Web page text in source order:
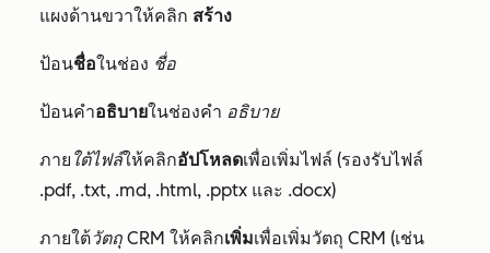
แผงด้านขวาให้คลิก สร้าง
ป้อนชื่อในช่อง ชื่อ
ป้อนคำอธิบายในช่องคำ อธิบาย
ภาย ใต้ไฟล์ให้คลิกอัปโหลดเพื่อเพิ่มไฟล์ (รองรับไฟล์
.pdf, .txt, .md, .html, .pptx และ .docx)
ภายใต้วัตถุ CRM ให้คลิกเพิ่มเพื่อเพิ่มวัตถุ CRM (เช่น